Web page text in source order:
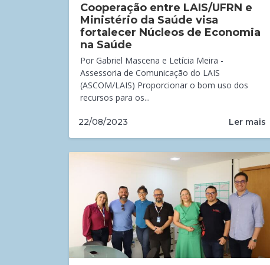
Cooperação entre LAIS/UFRN e
Ministério da Saúde visa
fortalecer Núcleos de Economia
na Saúde
Por Gabriel Mascena e Letícia Meira -
Assessoria de Comunicação do LAIS
(ASCOM/LAIS) Proporcionar o bom uso dos
recursos para os...
22/08/2023 Ler mais